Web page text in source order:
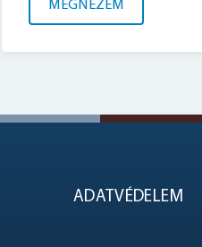
MEGNÉZEM
ADATVÉDELEM